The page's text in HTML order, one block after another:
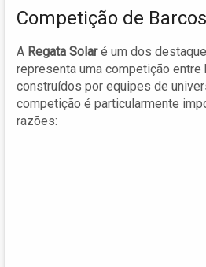
Competição de
A Regata Solaré um dos
representa uma competição
construídos por equipes de
competição é particularmente
razões: